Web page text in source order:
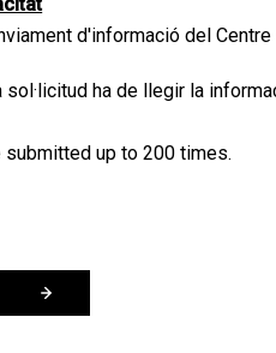
d'informació del Centre
sol·licitud ha de llegir la
submitted up to 200 times.